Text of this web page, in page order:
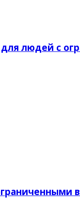
людей с